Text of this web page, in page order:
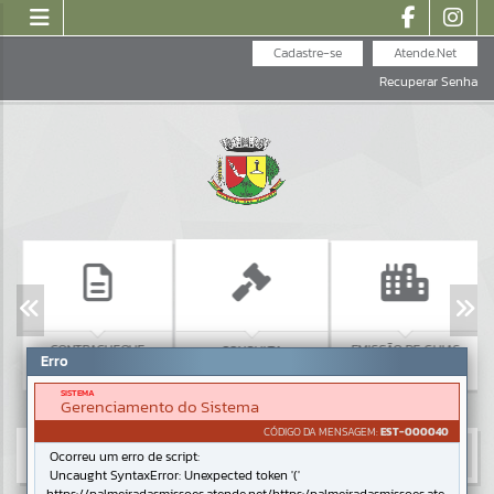
Atende.Net
Cadastre-se
Recuperar Senha
CONTRACHEQUE
CONSULTA
EMISSÃO DE GUIAS
Erro
SISTEMA
Gerenciamento do Sistema
CÓDIGO DA MENSAGEM:EST-000040
Ocorreu um erro de script:
Uncaught SyntaxError: Unexpected token '('